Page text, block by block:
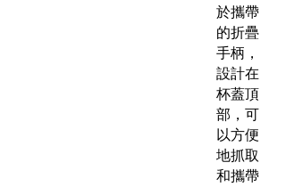
於攜帶
的折疊
手柄，
設計在
杯蓋頂
部，可
以方便
地抓取
和攜帶